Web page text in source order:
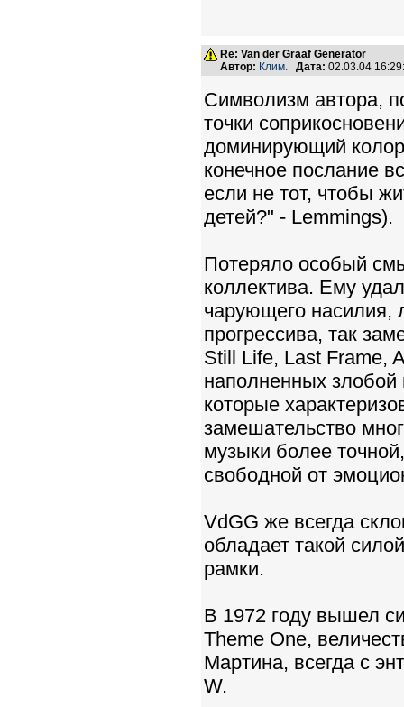
Re: Van der Graaf Generator
Автор: Клим. Дата: 02.03.04
Символизм автора,
точки
доминирующий
конечное послание
если не тот, чтобы
детей?" - Lemmings).
Потеряло особый
коллектива. Ему
чарующего насилия,
прогрессива, так
Still Life, Last Frame,
наполненных
которые
замешательство
музыки более
свободной от
VdGG же всегда
обладает такой
рамки.
В 1972 году вышел
Theme One,
Мартина, всегда с
W.